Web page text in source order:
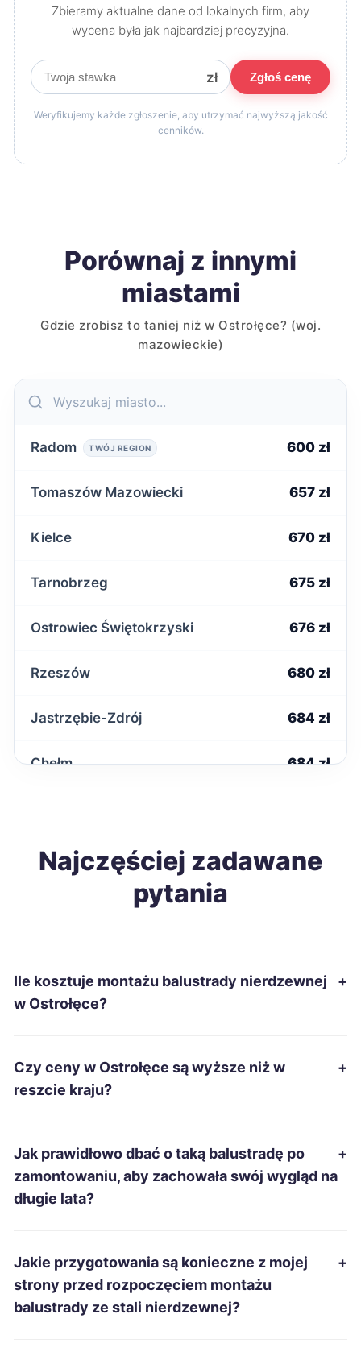
Zbieramy aktualne dane od lokalnych firm, aby
wycena była jak najbardziej precyzyjna.
zł Zgłoś cenę
Weryfikujemy każde zgłoszenie, aby utrzymać najwyższą jakość
cenników.
Porównaj z innymi
miastami
Gdzie zrobisz to taniej niż w Ostrołęce? (woj.
mazowieckie)
Radom TWÓJ REGION 600 zł
Tomaszów Mazowiecki 657 zł
Kielce 670 zł
Tarnobrzeg 675 zł
Ostrowiec Świętokrzyski 676 zł
Rzeszów 680 zł
Jastrzębie-Zdrój 684 zł
Chełm 684 zł
Ełk 687 zł
Żary 689 zł
Starachowice
Bytom 695 zł
Mielec 696 zł
Zabrze
Najczęściej zadawane
pytania
Ile kosztuje montażu balustrady nierdzewnej
w Ostrołęce?
+
Czy ceny w Ostrołęce są wyższe niż w
reszcie kraju?
+
Jak prawidłowo dbać o taką balustradę po
zamontowaniu, aby zachowała swój wygląd na
długie lata?
+
Jakie przygotowania są konieczne z mojej
strony przed rozpoczęciem montażu
balustrady ze stali nierdzewnej?
+